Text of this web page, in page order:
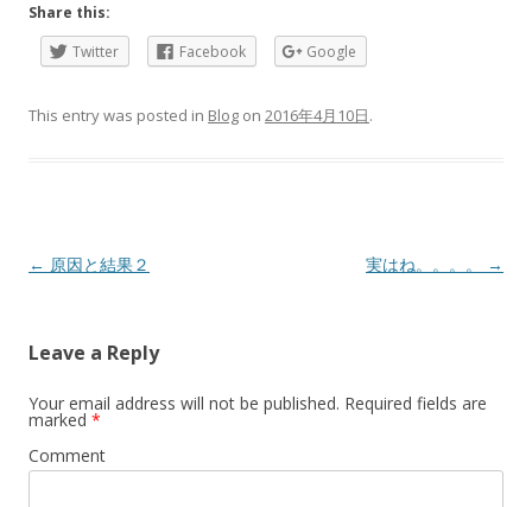
Share this:
Twitter
Facebook Google
This entry was posted in Blog on 2016年4月10日.
Post
← 原因と結果２ 実はね。。。。 →
Leave a Reply
Your email address will not be published. Required fields are
marked *
Comment